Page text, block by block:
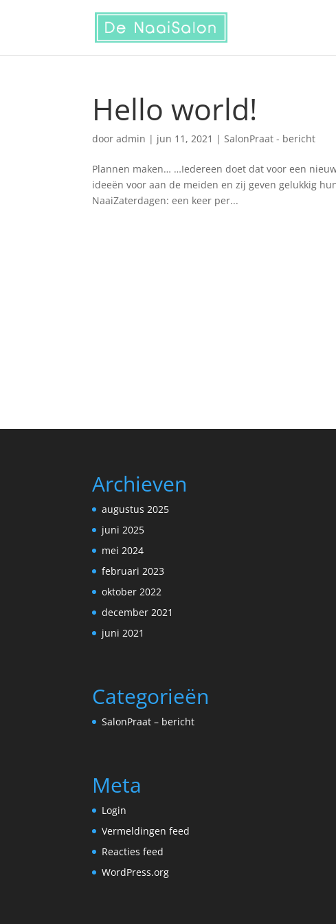
Hello world!
dooradmin | jun 11, 2021 |SalonPraat - bericht
Plannen maken… …Iedereen doet dat voor een
ideeën voor aan de meiden en zij geven gelukkig
NaaiZaterdagen: een keer per...
Archieven
augustus 2025
juni 2025
mei 2024
februari 2023
oktober 2022
december 2021
juni 2021
Categorieën
SalonPraat – bericht
Meta
Login
Vermeldingen feed
Reacties feed
WordPress.org